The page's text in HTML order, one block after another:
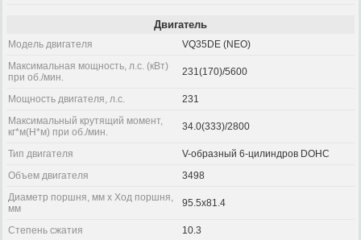
Двигатель
Модель двигателя
VQ35DE (NEO)
Максимальная мощность, л.с. (кВт)
при об./мин.
231(170)/5600
Мощность двигателя, л.с.
231
Максимальный крутящий момент,
кг*м(Н*м) при об./мин.
34.0(333)/2800
Тип двигателя
V-образный 6-цилиндров DOHC
Объем двигателя
3498
Диаметр поршня, мм x Ход поршня,
мм
95.5x81.4
Степень сжатия
10.3